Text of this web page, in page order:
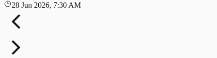
28 Jun 2026, 7:30 AM